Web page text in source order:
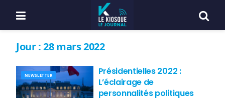
Jour :28 mars 2022
NEWSLETTER
Présidentielles 2022 :
L’éclairage de
personnalités politiques